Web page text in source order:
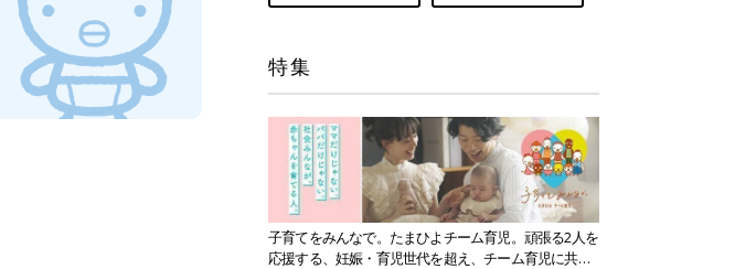
特集
子育てをみんなで。たまひよチーム育児。頑張る2人を
応援する、妊娠・育児世代を超え、チーム育児に共感